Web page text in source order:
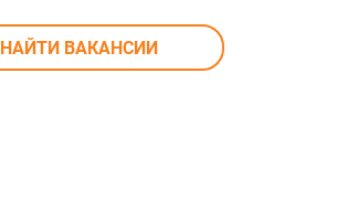
НАЙТИ ВАКАНСИИ